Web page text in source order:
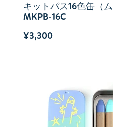
キットパス16色缶（ム
MKPB-16C
¥3,300